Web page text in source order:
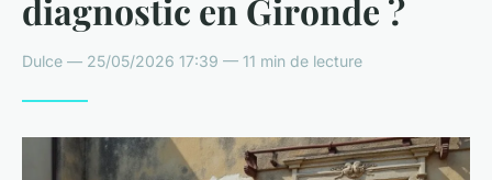
diagnostic en Gironde ?
Dulce — 25/05/2026 17:39 — 11 min de lecture